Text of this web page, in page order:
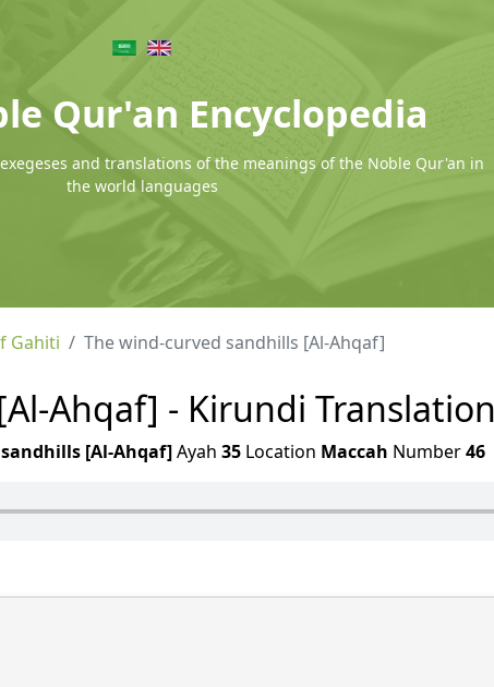
Qur'an Encyclopedia
and translations of the meanings of the Noble Qur'an in
the world languages
Gahiti The wind-curved sandhills [Al-Ahqaf]
Ahqaf] - Kirundi
[Al-Ahqaf]Ayah 35Location Maccah Number46